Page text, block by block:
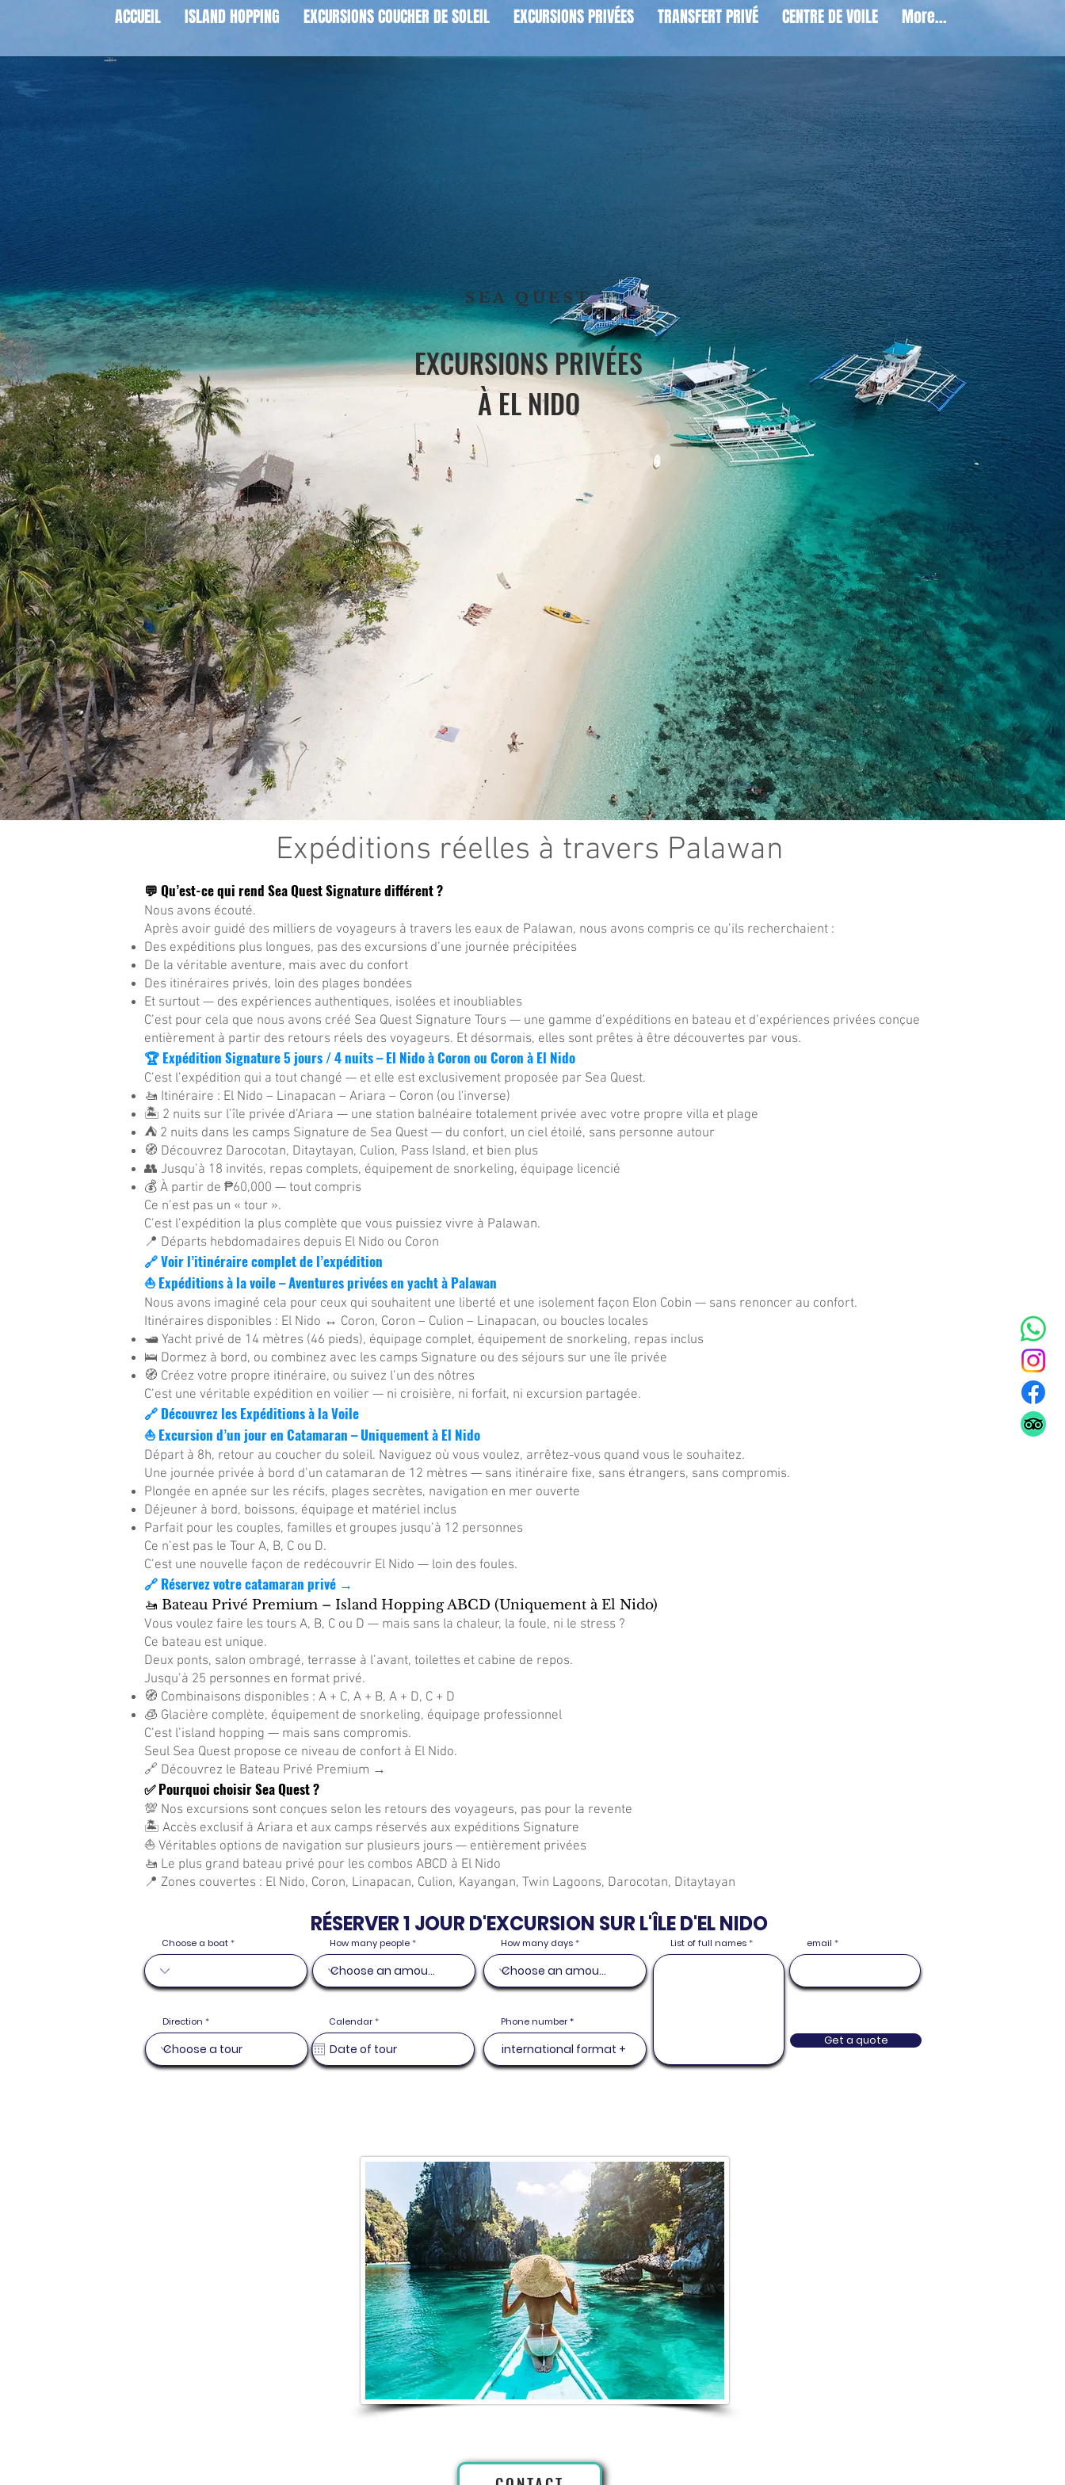
ACCUEIL ISLAND HOPPING EXCURSIONS COUCHER DE SOLEIL EXCURSIONS PRIVÉES TRANSFERT PRIVÉ CENTRE DE VOILE More...
SEA QUEST
EXCURSIONS PRIVÉES
À EL NIDO
Expéditions réelles à travers Palawan
💬 Qu’est-ce qui rend Sea Quest Signature différent ?
Nous avons écouté.
Après avoir guidé des milliers de voyageurs à travers les eaux de Palawan, nous avons compris ce qu’ils recherchaient :
Des expéditions plus longues, pas des excursions d’une journée précipitées
De la véritable aventure, mais avec du confort
Des itinéraires privés, loin des plages bondées
Et surtout — des expériences authentiques, isolées et inoubliables
C’est pour cela que nous avons créé Sea Quest Signature Tours — une gamme d’expéditions en bateau et d’expériences privées conçue
entièrement à partir des retours réels des voyageurs. Et désormais, elles sont prêtes à être découvertes par vous.
🏆 Expédition Signature 5 jours / 4 nuits – El Nido à Coron ou Coron à El Nido
C’est l’expédition qui a tout changé — et elle est exclusivement proposée par Sea Quest.
🚤 Itinéraire : El Nido – Linapacan – Ariara – Coron (ou l'inverse)
🏝 2 nuits sur l’île privée d’Ariara — une station balnéaire totalement privée avec votre propre villa et plage
⛺ 2 nuits dans les camps Signature de Sea Quest — du confort, un ciel étoilé, sans personne autour
🧭 Découvrez Darocotan, Ditaytayan, Culion, Pass Island, et bien plus
👥 Jusqu’à 18 invités, repas complets, équipement de snorkeling, équipage licencié
💰 À partir de ₱60,000 — tout compris
Ce n’est pas un « tour ».
C’est l’expédition la plus complète que vous puissiez vivre à Palawan.
📍 Départs hebdomadaires depuis El Nido ou Coron
🔗 Voir l’itinéraire complet de l’expédition
⛵ Expéditions à la voile – Aventures privées en yacht à Palawan
Nous avons imaginé cela pour ceux qui souhaitent une liberté et une isolement façon Elon Cobin — sans renoncer au confort.
Itinéraires disponibles : El Nido ↔ Coron, Coron – Culion – Linapacan, ou boucles locales
🛥 Yacht privé de 14 mètres (46 pieds), équipage complet, équipement de snorkeling, repas inclus
🛌 Dormez à bord, ou combinez avec les camps Signature ou des séjours sur une île privée
🧭 Créez votre propre itinéraire, ou suivez l’un des nôtres
C’est une véritable expédition en voilier — ni croisière, ni forfait, ni excursion partagée.
🔗 Découvrez les Expéditions à la Voile
⛵ Excursion d’un jour en Catamaran – Uniquement à El Nido
Départ à 8h, retour au coucher du soleil. Naviguez où vous voulez, arrêtez-vous quand vous le souhaitez.
Une journée privée à bord d’un catamaran de 12 mètres — sans itinéraire fixe, sans étrangers, sans compromis.
Plongée en apnée sur les récifs, plages secrètes, navigation en mer ouverte
Déjeuner à bord, boissons, équipage et matériel inclus
Parfait pour les couples, familles et groupes jusqu’à 12 personnes
Ce n’est pas le Tour A, B, C ou D.
C’est une nouvelle façon de redécouvrir El Nido — loin des foules.
🔗 Réservez votre catamaran privé →
🚤 Bateau Privé Premium – Island Hopping ABCD (Uniquement à El Nido)
Vous voulez faire les tours A, B, C ou D — mais sans la chaleur, la foule, ni le stress ?
Ce bateau est unique.
Deux ponts, salon ombragé, terrasse à l’avant, toilettes et cabine de repos.
Jusqu’à 25 personnes en format privé.
🧭 Combinaisons disponibles : A + C, A + B, A + D, C + D
🧊 Glacière complète, équipement de snorkeling, équipage professionnel
C’est l’island hopping — mais sans compromis.
Seul Sea Quest propose ce niveau de confort à El Nido.
🔗 Découvrez le Bateau Privé Premium →
✅ Pourquoi choisir Sea Quest ?
💯 Nos excursions sont conçues selon les retours des voyageurs, pas pour la revente
🏝 Accès exclusif à Ariara et aux camps réservés aux expéditions Signature
⛵ Véritables options de navigation sur plusieurs jours — entièrement privées
🚤 Le plus grand bateau privé pour les combos ABCD à El Nido
📍 Zones couvertes : El Nido, Coron, Linapacan, Culion, Kayangan, Twin Lagoons, Darocotan, Ditaytayan
RÉSERVER 1 JOUR D'EXCURSION SUR L'ÎLE D'EL NIDO
Choose a boat How many people
Direction Calendar*r
u
i
r
e
How many days
Phone number
List of full names email
Get a quote